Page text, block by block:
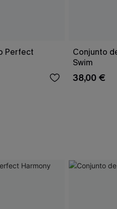
Perfect
Conjunto
Swim
38,00 €